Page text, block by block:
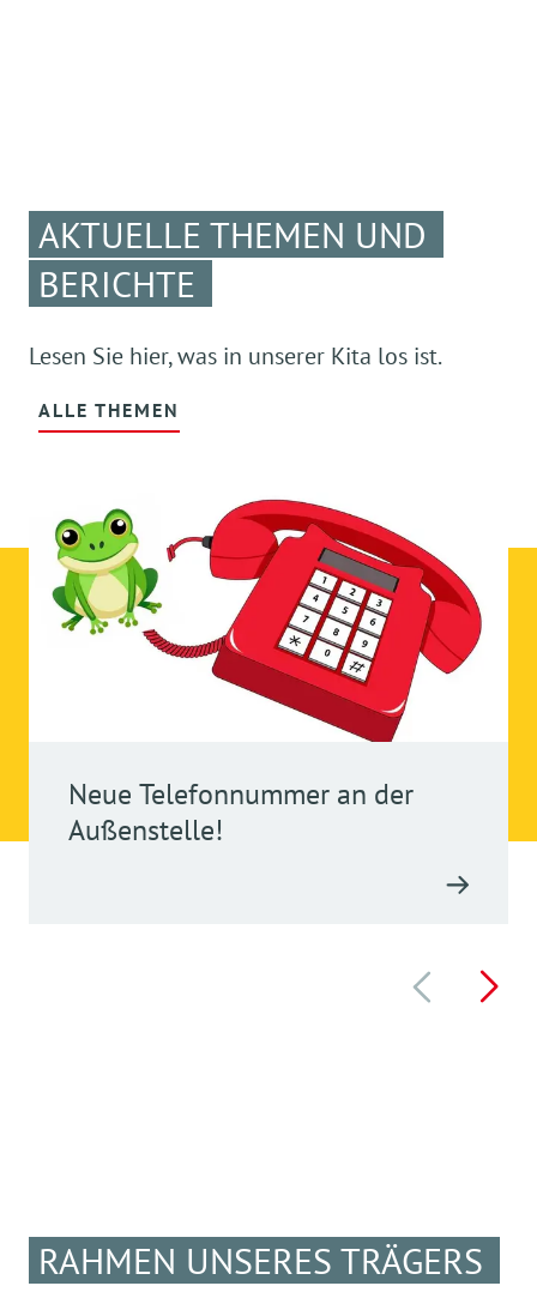
AKTUELLE THEMEN UND
BERICHTE
Lesen Sie hier, was in unserer Kita los ist.
ALLE THEMEN
Neue Telefonnummer an der
Außenstelle!
RAHMEN UNSERES TRÄGERS